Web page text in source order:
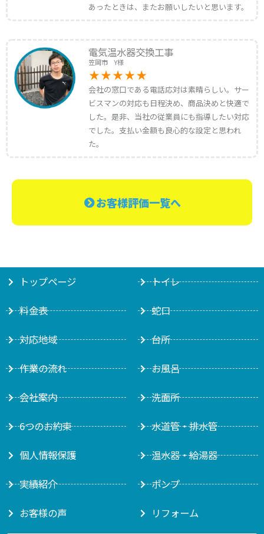
あったときは、またお願いしたいと思います。
電気温水器交換工事
笠岡市 Y様
会社の窓口である電話応対は素晴らしい。サー
ビスマンの対応も日程決め、商品決めと快適で
した。是非、当社の従業員にも指導したい対応
でした。支払い金額も良心的な設定と思われ
た。
お客様評価一覧へ
トップページ
料金表
対応地域
作業の流れ
会社案内
6つのお約束
個人情報保護
実績紹介
お客様の声
トイレ
蛇口
台所
お風呂
洗面所
水道管・排水管
温水器・給湯器
ポンプ
リフォーム